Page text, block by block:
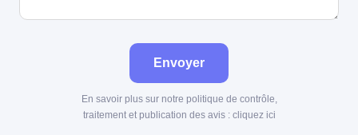
Envoyer
En savoir plus sur notre politique de contrôle,
traitement et publication des avis : cliquez ici